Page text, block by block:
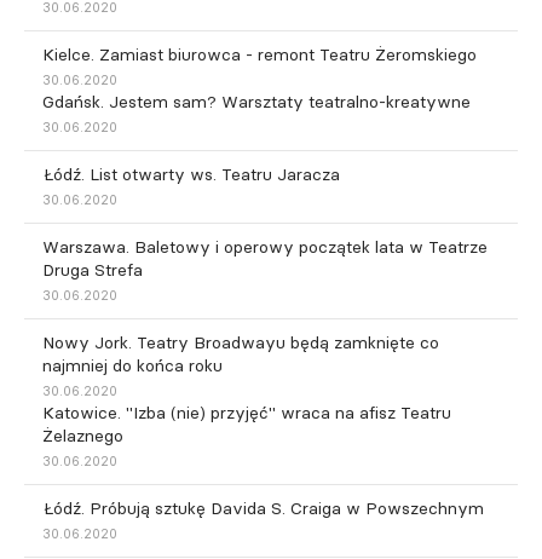
30.06.2020
Kielce. Zamiast biurowca - remont Teatru Żeromskiego
30.06.2020
Gdańsk. Jestem sam? Warsztaty teatralno-kreatywne
30.06.2020
Łódź. List otwarty ws. Teatru Jaracza
30.06.2020
Warszawa. Baletowy i operowy początek lata w Teatrze
Druga Strefa
30.06.2020
Nowy Jork. Teatry Broadwayu będą zamknięte co
najmniej do końca roku
30.06.2020
Katowice. "Izba (nie) przyjęć" wraca na afisz Teatru
Żelaznego
30.06.2020
Łódź. Próbują sztukę Davida S. Craiga w Powszechnym
30.06.2020